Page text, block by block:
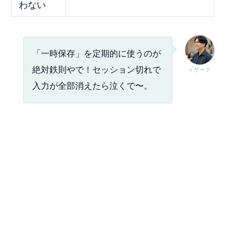
わない
イザーク
「一時保存」を定期的に使うのが
絶対鉄則やで！セッション切れで
入力が全部消えたら泣くで〜。